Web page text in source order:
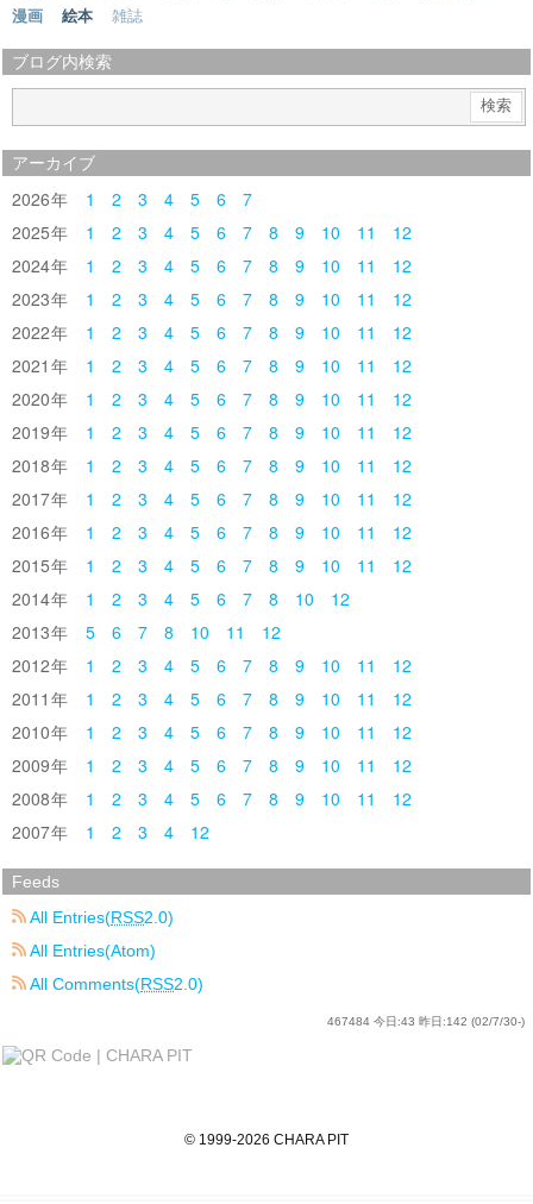
漫画
絵本 雑誌
ブログ内検索
アーカイブ
2026 1 2 3 4 5 6
7
2025
1 2 3 4 5 6 7 8 9 10 11
12
2024
1 2 3 4 5 6 7 8 9 10 11
12
2023
1 2 3 4 5 6 7 8 9 10 11
12
2022
1 2 3 4 5 6 7 8 9 10 11
12
2021
1 2 3 4 5 6 7 8 9 10 11
12
2020
1 2 3 4 5 6 7 8 9 10 11
12
2019
1 2 3 4 5 6 7 8 9 10 11
12
2018
1 2 3 4 5 6 7 8 9 10 11
12
2017
1 2 3 4 5 6 7 8 9 10 11
12
2016
1 2 3 4 5 6 7 8 9 10 11
12
2015
1 2 3 4 5 6 7 8 9 10 11
12
2014
1 2 3 4 5 6 7 8 10
12
2013
5 6 7 8 10 11
12
2012
1 2 3 4 5 6 7 8 9 10 11
12
2011
1 2 3 4 5 6 7 8 9 10 11
12
2010
1 2 3 4 5 6 7 8 9 10 11
12
2009
1 2 3 4 5 6 7 8 9 10 11
12
2008
1 2 3 4 5 6 7 8 9 10 11
12
2007
1 2 3 4 12
Feeds
All Entries(RSS2.0)
All Entries(Atom)
All Comments(RSS2.0)
467484 今日:43 昨日:142 (02/7/30-)
© 1999-2026 CHARA PIT